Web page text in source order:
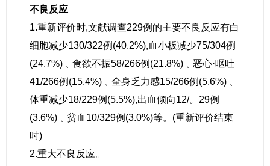
不良反应
1.重新评价时,文献调查229例的主要不良反应有白
细胞减少130/322例(40.2%),血小板减少75/304例
(24.7%)﹑食欲不振58/266例(21.8%)﹑恶心·呕吐
41/266例(15.4%)﹑全身乏力感15/266例(5.6%)﹑
体重减少18/229例(5.5%),出血倾向12/。29例
(3.6%)﹑贫血10/329例(3.0%)等。(重新评价结束
时)
2.重大不良反应。